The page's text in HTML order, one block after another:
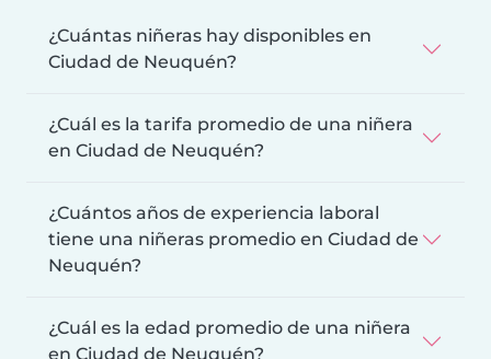
¿Cuántas niñeras hay disponibles en
Ciudad de Neuquén?
¿Cuál es la tarifa promedio de una niñera
en Ciudad de Neuquén?
¿Cuántos años de experiencia laboral
tiene una niñeras promedio en Ciudad de
Neuquén?
¿Cuál es la edad promedio de una niñera
en Ciudad de Neuquén?